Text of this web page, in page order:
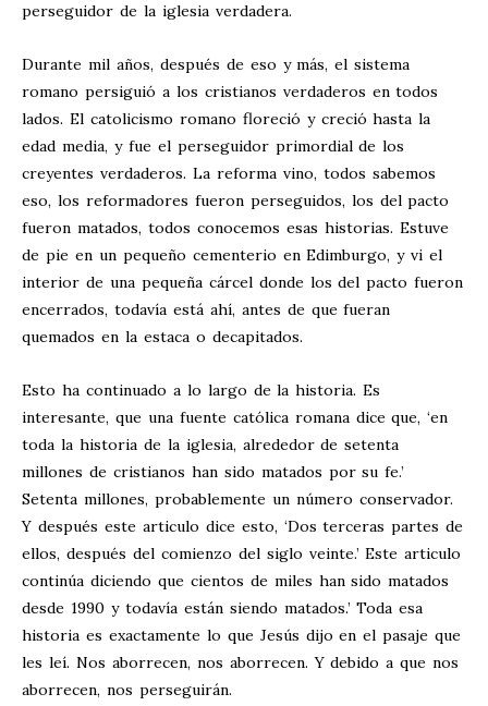
perseguidor de la iglesia verdadera.
Durante mil años, después de eso y más, el sistema
romano persiguió a los cristianos verdaderos en todos
lados. El catolicismo romano floreció y creció hasta la
edad media, y fue el perseguidor primordial de los
creyentes verdaderos. La reforma vino, todos sabemos
eso, los reformadores fueron perseguidos, los del pacto
fueron matados, todos conocemos esas historias. Estuve
de pie en un pequeño cementerio en Edimburgo, y vi el
interior de una pequeña cárcel donde los del pacto fueron
encerrados, todavía está ahí, antes de que fueran
quemados en la estaca o decapitados.
Esto ha continuado a lo largo de la historia. Es
interesante, que una fuente católica romana dice que, ‘en
toda la historia de la iglesia, alrededor de setenta
millones de cristianos han sido matados por su fe.’
Setenta millones, probablemente un número conservador.
Y después este articulo dice esto, ‘Dos terceras partes de
ellos, después del comienzo del siglo veinte.’ Este articulo
continúa diciendo que cientos de miles han sido matados
desde 1990 y todavía están siendo matados.’ Toda esa
historia es exactamente lo que Jesús dijo en el pasaje que
les leí. Nos aborrecen, nos aborrecen. Y debido a que nos
aborrecen, nos perseguirán.